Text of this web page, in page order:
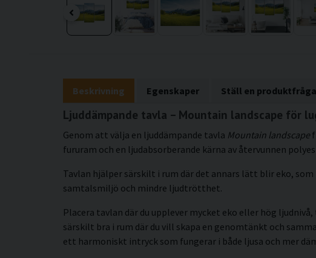
Beskrivning Egenskaper Ställ en produktfråga
Ljuddämpande tavla – Mountain landscape för
Genom att välja en ljuddämpande tavla Mountain landscape
fururam och en ljudabsorberande kärna av återvunnen
Tavlan hjälper särskilt i rum där det annars lätt blir eko,
samtalsmiljö och mindre ljudtrötthet.
Placera tavlan där du upplever mycket eko eller hög
särskilt bra i rum där du vill skapa en genomtänkt och
ett harmoniskt intryck som fungerar i både ljusa och mer